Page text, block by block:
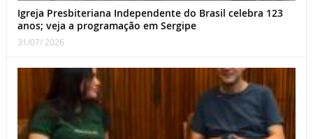
Igreja Presbiteriana Independente do Brasil celebra 123
anos; veja a programação em Sergipe
31/07/ 2026